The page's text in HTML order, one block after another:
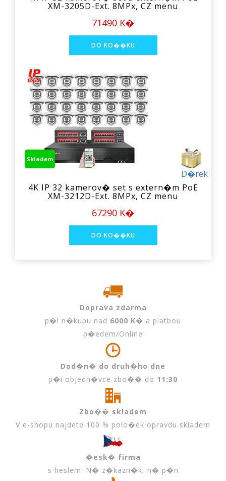
XM-3205D-Ext. 8MPx, CZ menu
71490 K�
D�rek
Skladem
4K IP 32 kamerov� set s extern�m PoE
XM-3212D-Ext. 8MPx, CZ menu
67290 K�
Doprava zdarma
p�i n�kupu nad 6000 K� a platbou
p�edem/Online
Dod�n� do druh�ho dne
p�i objedn�vce zbo�� do 11:30
Zbo�� skladem
V e-shopu najdete 100 % polo�ek opravdu skladem
�esk� firma
s heslem: N� z�kazn�k, n� p�n